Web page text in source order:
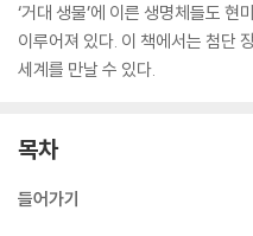
‘거대 생물’에 이른 생명체들도
이루어져 있다. 이 책에서는 첨단
세계를 만날 수 있다.
목차
들어가기